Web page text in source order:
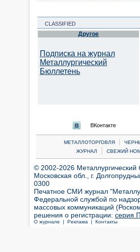
CLASSIFIED
Другое
Подписка на журнал
Металлургический
Бюллетень
ВКонтакте
МЕТАЛЛОТОРГОВЛЯ |
ЖУРНАЛ
| СВЕЖИЙ
© 2002-2026
Московская обл., г.
0300
Печатное СМИ журнал
Федеральной службой по
массовых коммуникаций
решения о регистрации: серия
О журнале | Реклама | Контакты